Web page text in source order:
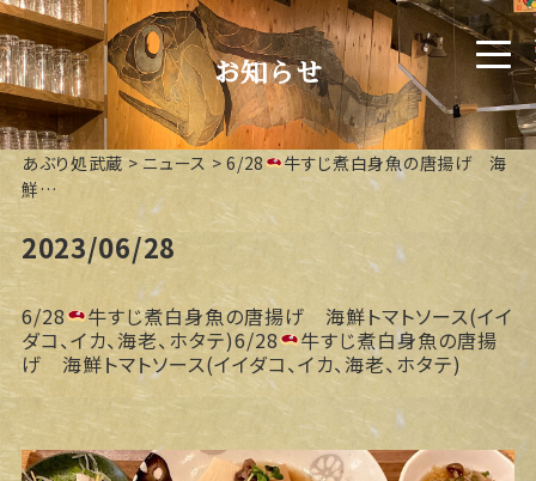
お知らせ
あぶり処武蔵> ニュース >6/28
牛すじ煮白身魚の唐揚げ 海
鮮…
2023/06/28
6/28
牛すじ煮白身魚の唐揚げ 海鮮トマトソース(イイ
ダコ、イカ、海老、ホタテ)6/28
牛すじ煮白身魚の唐揚
げ 海鮮トマトソース(イイダコ、イカ、海老、ホタテ)